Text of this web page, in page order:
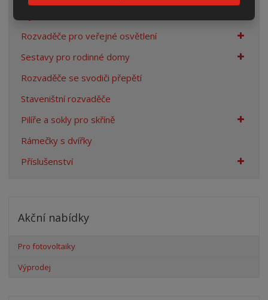
Rozvaděče pro veřejné osvětlení
Sestavy pro rodinné domy
Rozvaděče se svodiči přepětí
Staveništní rozvaděče
Pilíře a sokly pro skříně
Rámečky s dvířky
Příslušenství
Akční nabídky
Pro fotovoltaiky
Výprodej